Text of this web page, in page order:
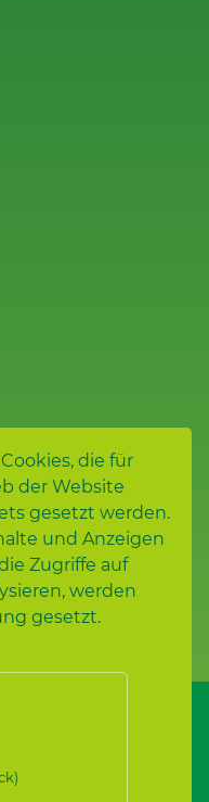
die für
der Website
gesetzt werden.
und Anzeigen
Zugriffe auf
werden
gesetzt.